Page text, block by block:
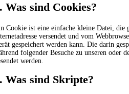
Was sind Cookies?
Cookie ist eine einfache kleine Datei, die
versendet und vom
gespeichert werden kann. Die darin
folgender Besuche zu unseren oder
werden.
Was sind Skripte?